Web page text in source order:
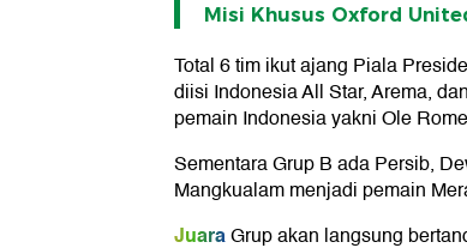
Misi Khusus Oxford
Total 6 tim ikut ajang Piala
diisi Indonesia All Star, Arema,
pemain Indonesia yakni Ole
Sementara Grup B ada Persib,
Mangkualam menjadi pemain
JuaraGrup akan langsung